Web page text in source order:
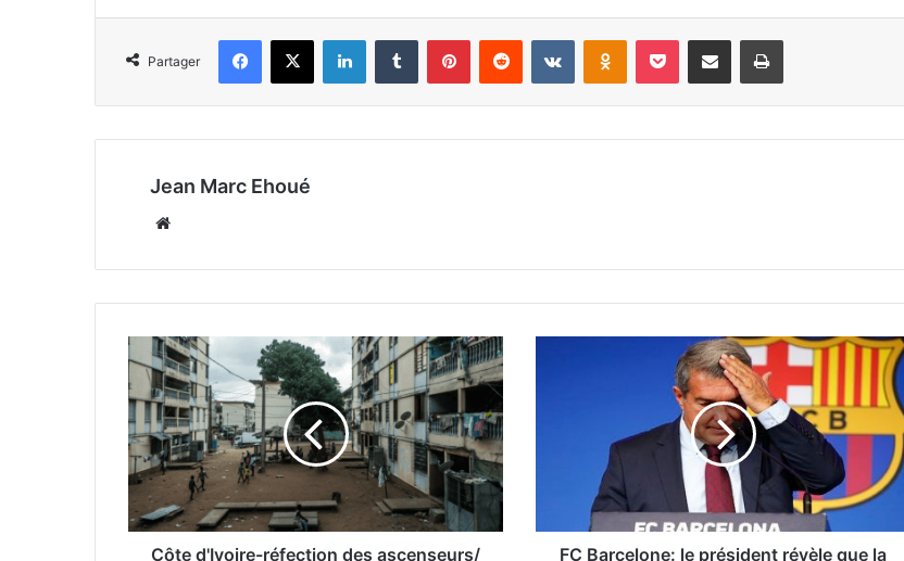
Partager
Facebook
X LinkedinTumblr PinterestReddit VKontakteOdnoklassniki
Pocket Partager par email Imprimer
Jean Marc Ehoué
Côte d'Ivoire-réfection des ascenseurs/ FC Barcelone: le président révèle que la